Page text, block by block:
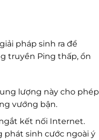
pháp sinh ra để
truyền Ping thấp, ổn
lượng này cho phép
vướng bận.
kết nối Internet.
phát sinh cước ngoài ý